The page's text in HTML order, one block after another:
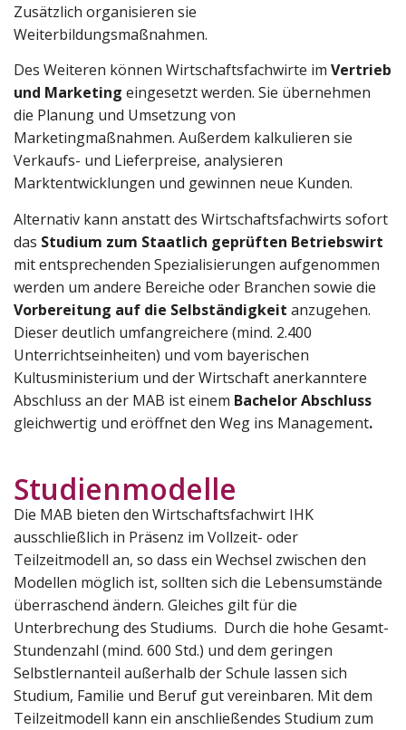
Zusätzlich organisieren sie
Weiterbildungsmaßnahmen.
Des Weiteren können Wirtschaftsfachwirte im Vertrieb
und Marketing eingesetzt werden. Sie übernehmen
die Planung und Umsetzung von
Marketingmaßnahmen. Außerdem kalkulieren sie
Verkaufs- und Lieferpreise, analysieren
Marktentwicklungen und gewinnen neue Kunden.
Alternativ kann anstatt des Wirtschaftsfachwirts sofort
das Studium zum Staatlich geprüften Betriebswirt
mit entsprechenden Spezialisierungen aufgenommen
werden um andere Bereiche oder Branchen sowie die
Vorbereitung auf die Selbständigkeit anzugehen.
Dieser deutlich umfangreichere (mind. 2.400
Unterrichtseinheiten) und vom bayerischen
Kultusministerium und der Wirtschaft anerkanntere
Abschluss an der MAB ist einem Bachelor Abschluss
gleichwertig und eröffnet den Weg ins Management.
Studienmodelle
Die MAB bieten den Wirtschaftsfachwirt IHK
ausschließlich in Präsenz im Vollzeit- oder
Teilzeitmodell an, so dass ein Wechsel zwischen den
Modellen möglich ist, sollten sich die Lebensumstände
überraschend ändern. Gleiches gilt für die
Unterbrechung des Studiums. Durch die hohe Gesamt-
Stundenzahl (mind. 600 Std.) und dem geringen
Selbstlernanteil außerhalb der Schule lassen sich
Studium, Familie und Beruf gut vereinbaren. Mit dem
Teilzeitmodell kann ein anschließendes Studium zum